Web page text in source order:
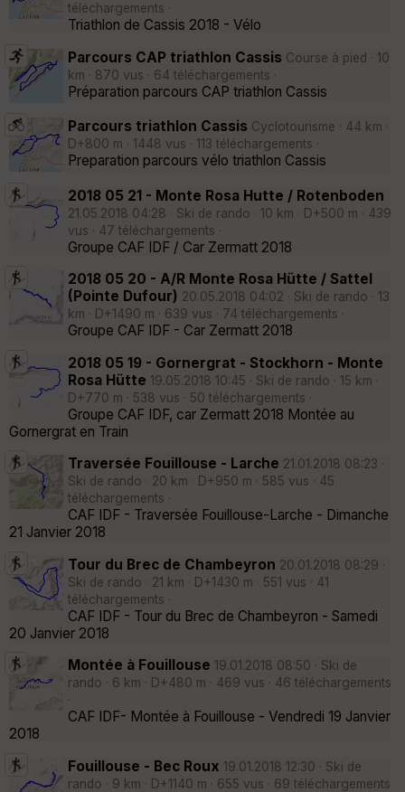
téléchargements ·
Triathlon de Cassis 2018 - Vélo
Parcours CAP triathlon Cassis Course à pied · 10
km · 870 vus · 64 téléchargements ·
Préparation parcours CAP triathlon Cassis
Parcours triathlon Cassis Cyclotourisme · 44 km ·
D+800 m · 1448 vus · 113 téléchargements ·
Preparation parcours vélo triathlon Cassis
2018 05 21 - Monte Rosa Hutte / Rotenboden
21.05.2018 04:28 · Ski de rando · 10 km · D+500 m · 439
vus · 47 téléchargements ·
Groupe CAF IDF / Car Zermatt 2018
2018 05 20 - A/R Monte Rosa Hütte / Sattel
(Pointe Dufour) 20.05.2018 04:02 · Ski de rando · 13
km · D+1490 m · 639 vus · 74 téléchargements ·
Groupe CAF IDF - Car Zermatt 2018
2018 05 19 - Gornergrat - Stockhorn - Monte
Rosa Hütte 19.05.2018 10:45 · Ski de rando · 15 km ·
D+770 m · 538 vus · 50 téléchargements ·
Groupe CAF IDF, car Zermatt 2018 Montée au
Gornergrat en Train
Traversée Fouillouse - Larche 21.01.2018 08:23 ·
Ski de rando · 20 km · D+950 m · 585 vus · 45
téléchargements ·
CAF IDF - Traversée Fouillouse-Larche - Dimanche
21 Janvier 2018
Tour du Brec de Chambeyron 20.01.2018 08:29 ·
Ski de rando · 21 km · D+1430 m · 551 vus · 41
téléchargements ·
CAF IDF - Tour du Brec de Chambeyron - Samedi
20 Janvier 2018
Montée à Fouillouse 19.01.2018 08:50 · Ski de
rando · 6 km · D+480 m · 469 vus · 46 téléchargements
·
CAF IDF- Montée à Fouillouse - Vendredi 19 Janvier
2018
Fouillouse - Bec Roux 19.01.2018 12:30 · Ski de
rando · 9 km · D+1140 m · 655 vus · 69 téléchargements